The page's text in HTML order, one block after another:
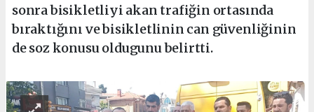
sonra bisikletliyi akan trafiğin ortasında
bıraktığını ve bisikletlinin can güvenliğinin
de soz konusu oldugunu belirtti.